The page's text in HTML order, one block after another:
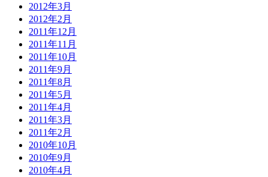
2012年3月
2012年2月
2011年12月
2011年11月
2011年10月
2011年9月
2011年8月
2011年5月
2011年4月
2011年3月
2011年2月
2010年10月
2010年9月
2010年4月